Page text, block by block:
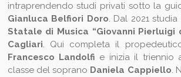
intraprendendo studi privati sotto la
Gianluca Belfiori Doro. Dal 2021 studia
Statale di Musica “Giovanni Pierluigi
Cagliari. Qui completa il
Francesco Landolfi e inizia il triennio
classe del soprano Daniela Cappiello.